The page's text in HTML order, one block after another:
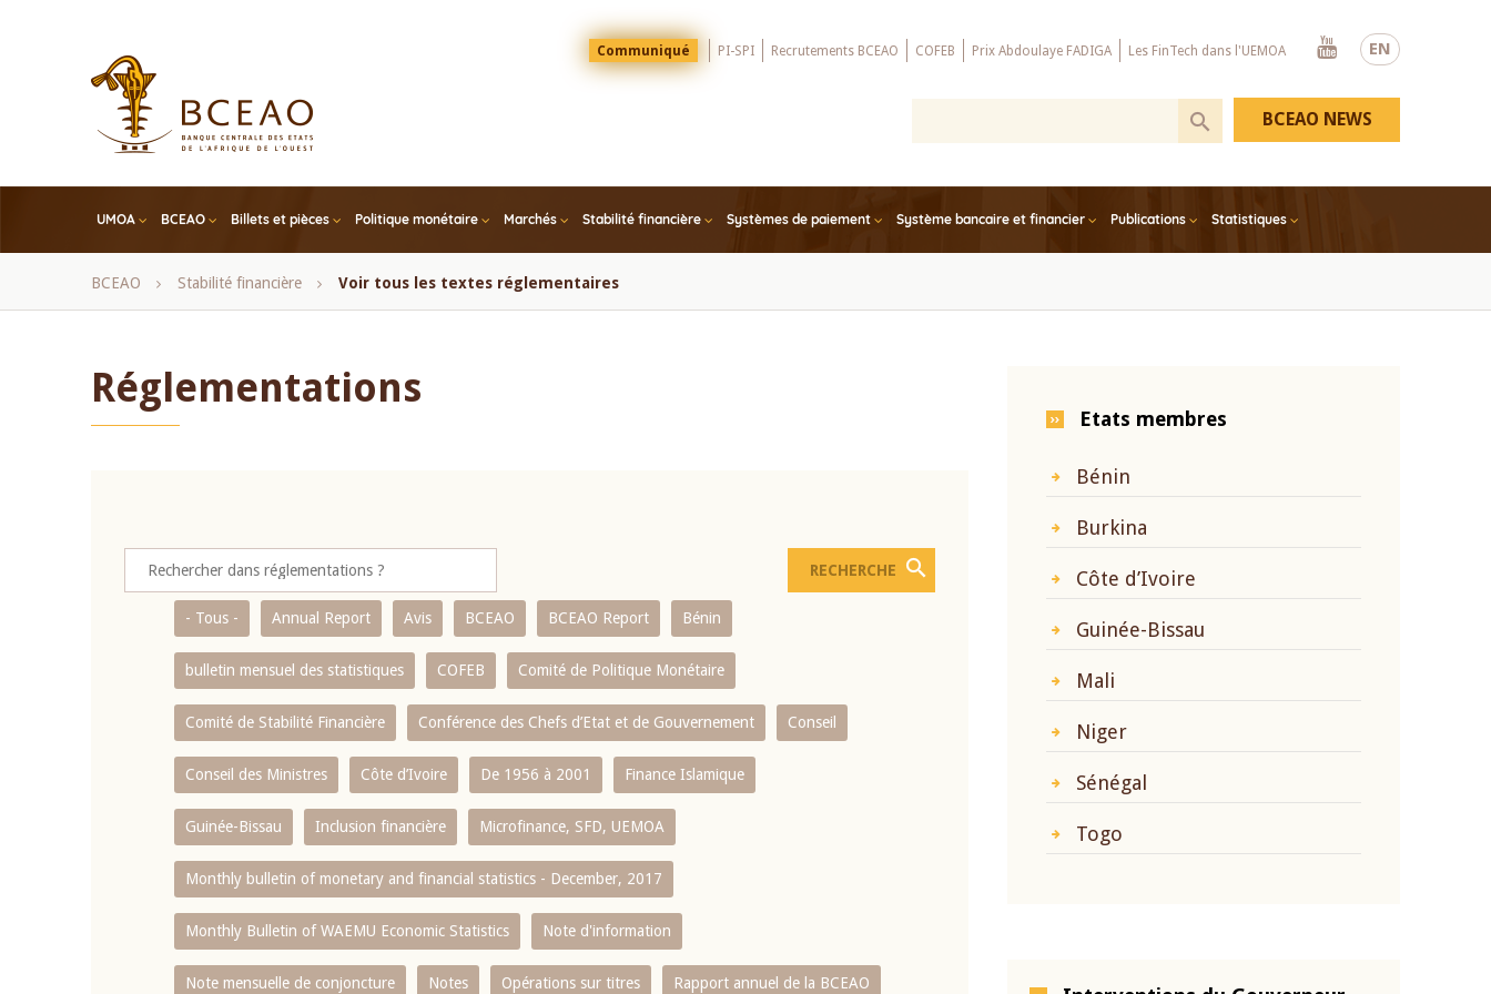
EN
Menu
Top
Communiqué PI-SPI Recrutements BCEAO COFEB Prix Abdoulaye FADIGA Les FinTech dans l'UEMOA
Youtube
UMOA BCEAO Billets et pièces Politique monétaire Marchés Stabilité financière Systèmes de paiement Système bancaire et financier Publications Statistiques
BCEAO NEWS
Fil
BCEAO Stabilité financière Voir tous les textes réglementaires
Réglementations
- Tous - Annual Report Avis BCEAO BCEAO Report Bénin
bulletin mensuel des statistiques COFEB Comité de Politique Monétaire
Comité de Stabilité Financière Conférence des Chefs d’Etat et de Gouvernement Conseil
Conseil des Ministres Côte d’Ivoire De 1956 à 2001 Finance Islamique
Guinée-Bissau Inclusion financière Microfinance, SFD, UEMOA
Monthly bulletin of monetary and financial statistics - December, 2017
Monthly Bulletin of WAEMU Economic Statistics Note d'information
Note mensuelle de conjoncture Notes Opérations sur titres Rapport annuel de la BCEAO
Etats membres
Bénin
Burkina
Côte d’Ivoire
Guinée-Bissau
Mali
Niger
Sénégal
Togo